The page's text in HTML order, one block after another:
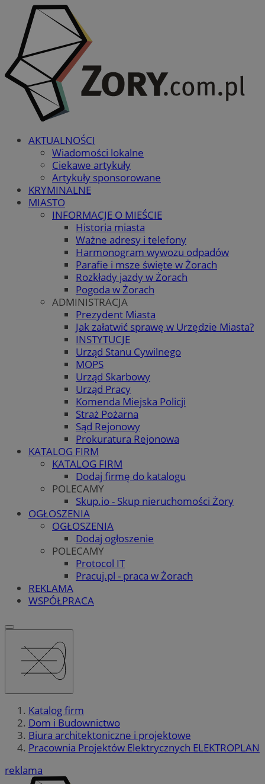
AKTUALNOŚCI
Wiadomości lokalne
Ciekawe artykuły
Artykuły sponsorowane
KRYMINALNE
MIASTO
INFORMACJE O MIEŚCIE
Historia miasta
Ważne adresy i telefony
Harmonogram wywozu odpadów
Parafie i msze święte w Żorach
Rozkłady jazdy w Żorach
Pogoda w Żorach
ADMINISTRACJA
Prezydent Miasta
Jak załatwić sprawę w Urzędzie Miasta?
INSTYTUCJE
Urząd Stanu Cywilnego
MOPS
Urząd Skarbowy
Urząd Pracy
Komenda Miejska Policji
Straż Pożarna
Sąd Rejonowy
Prokuratura Rejonowa
KATALOG FIRM
KATALOG FIRM
Dodaj firmę do katalogu
POLECAMY
Skup.io - Skup nieruchomości Żory
OGŁOSZENIA
OGŁOSZENIA
Dodaj ogłoszenie
POLECAMY
Protocol IT
Pracuj.pl - praca w Żorach
REKLAMA
WSPÓŁPRACA
Katalog firm
Dom i Budownictwo
Biura architektoniczne i projektowe
Pracownia Projektów Elektrycznych ELEKTROPLAN
reklama